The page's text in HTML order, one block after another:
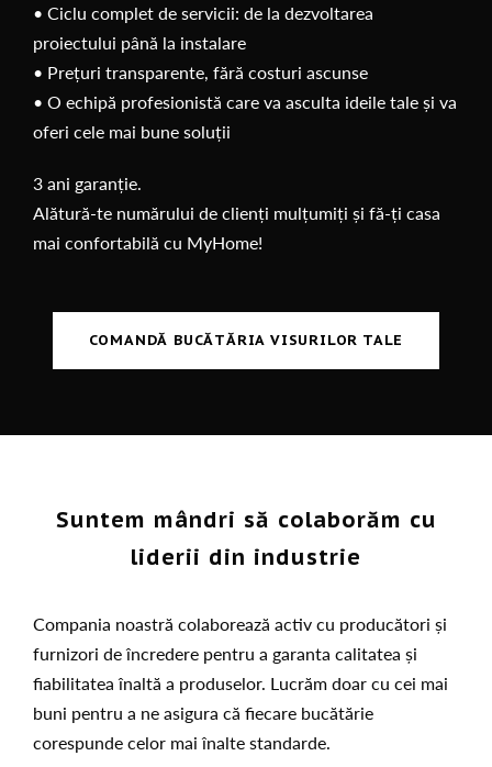
• Ciclu complet de servicii: de la dezvoltarea
proiectului până la instalare
• Prețuri transparente, fără costuri ascunse
• O echipă profesionistă care va asculta ideile tale și va
oferi cele mai bune soluții
3 ani garanție.
Alătură-te numărului de clienți mulțumiți și fă-ți casa
mai confortabilă cu MyHome!
COMANDĂ BUCĂTĂRIA VISURILOR TALE
Suntem mândri să colaborăm cu
liderii din industrie
Compania noastră colaborează activ cu producători și
furnizori de încredere pentru a garanta calitatea și
fiabilitatea înaltă a produselor. Lucrăm doar cu cei mai
buni pentru a ne asigura că fiecare bucătărie
corespunde celor mai înalte standarde.